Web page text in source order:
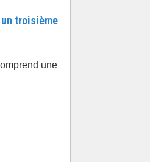
troisième
une